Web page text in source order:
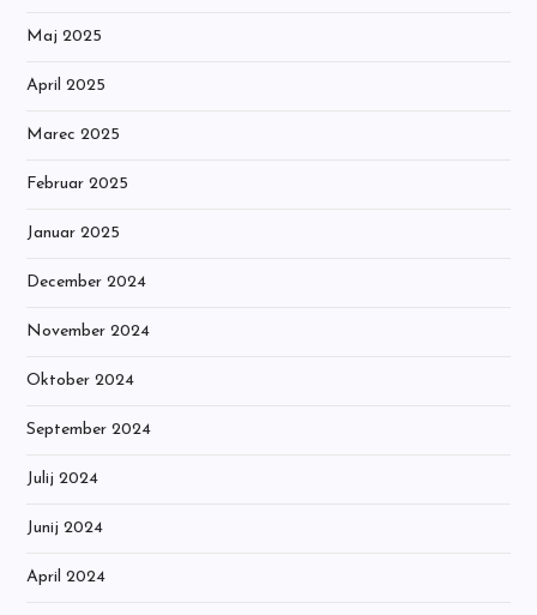
Maj 2025
April 2025
Marec 2025
Februar 2025
Januar 2025
December 2024
November 2024
Oktober 2024
September 2024
Julij 2024
Junij 2024
April 2024